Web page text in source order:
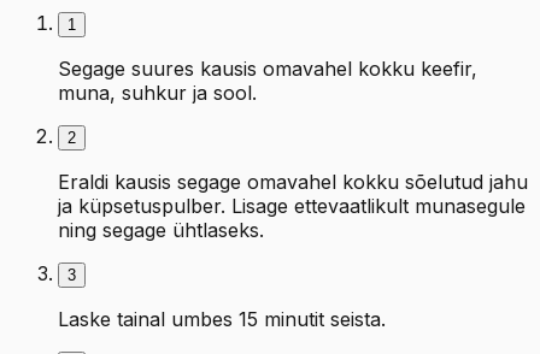
1
Segage suures kausis omavahel kokku keefir,
muna, suhkur ja sool.
2
Eraldi kausis segage omavahel kokku sõelutud jahu
ja küpsetuspulber. Lisage ettevaatlikult munasegule
ning segage ühtlaseks.
3
Laske tainal umbes 15 minutit seista.